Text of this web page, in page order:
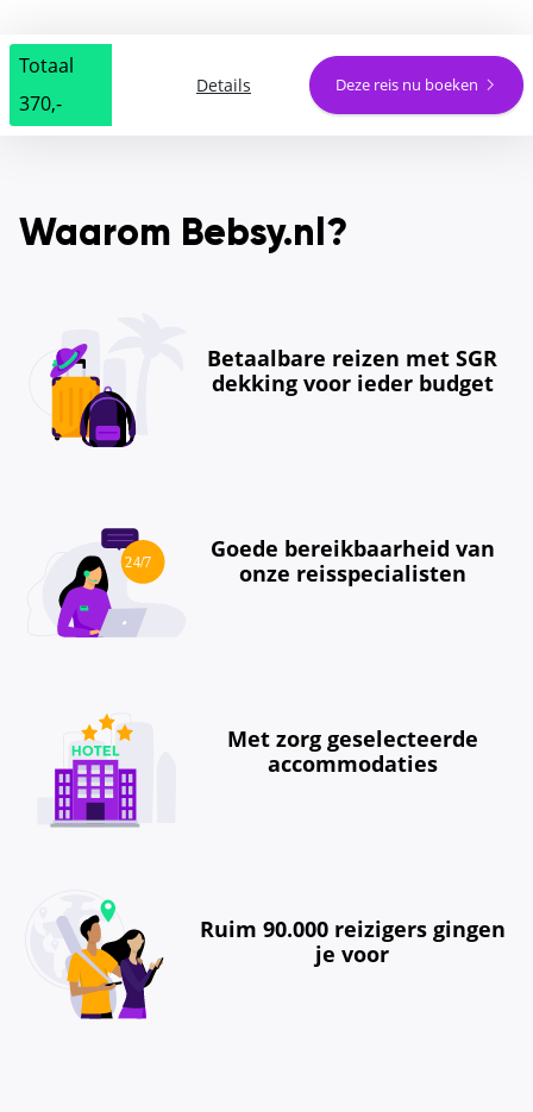
Totaal
370,-
Details Deze reis nu boeken
Waarom Bebsy.nl?
Betaalbare reizen met SGR
dekking voor ieder budget
Goede bereikbaarheid van
onze reisspecialisten
Met zorg geselecteerde
accommodaties
Ruim 90.000 reizigers gingen
je voor